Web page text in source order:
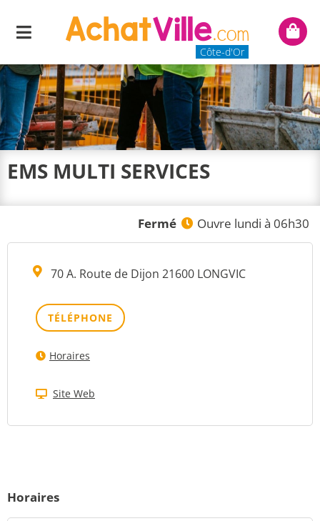
Menu
Côte-d'Or
Mon
EMS MULTI SERVICES
Fermé Ouvre lundi à 06h30
70 A. Route de Dijon 21600 LONGVIC
TÉLÉPHONE
Horaires
Site Web
Horaires